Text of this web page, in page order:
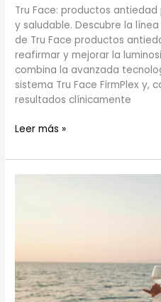
Tru Face: productos
y saludable. Descubre la
de Tru Face productos
reafirmar y mejorar la
combina la avanzada
sistema Tru Face FirmPlex y,
resultados clínicamente
Leer más »
toda
la